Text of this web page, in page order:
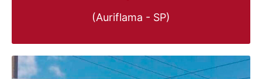
(Auriflama - SP)